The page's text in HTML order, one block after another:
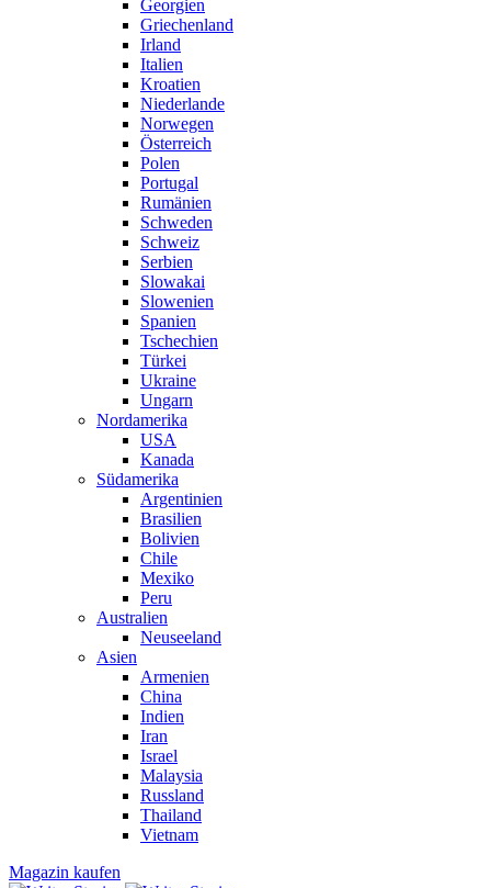
Georgien
Griechenland
Irland
Italien
Kroatien
Niederlande
Norwegen
Österreich
Polen
Portugal
Rumänien
Schweden
Schweiz
Serbien
Slowakai
Slowenien
Spanien
Tschechien
Türkei
Ukraine
Ungarn
Nordamerika
USA
Kanada
Südamerika
Argentinien
Brasilien
Bolivien
Chile
Mexiko
Peru
Australien
Neuseeland
Asien
Armenien
China
Indien
Iran
Israel
Malaysia
Russland
Thailand
Vietnam
Magazin kaufen